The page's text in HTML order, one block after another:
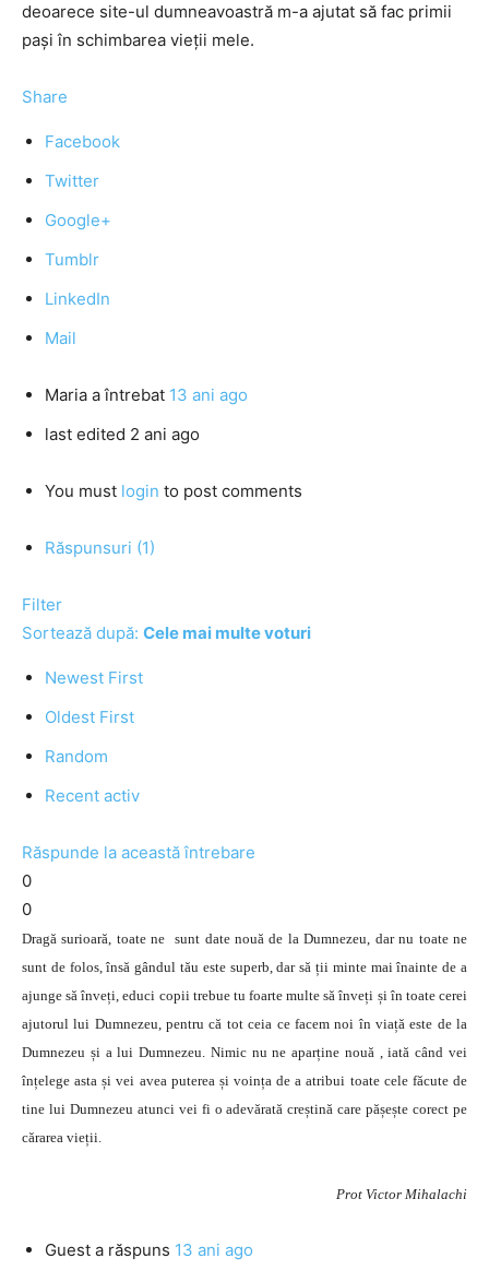
deoarece site-ul dumneavoastră m-a ajutat să fac primii
paşi în schimbarea vieţii mele.
Share
Facebook
Twitter
Google+
Tumblr
LinkedIn
Mail
Maria a întrebat 13 ani ago
last edited 2 ani ago
You must login to post comments
Răspunsuri (1)
Filter
Sortează după: Cele mai multe voturi
Newest First
Oldest First
Random
Recent activ
Răspunde la această întrebare
0
0
Dragă surioară, toate ne sunt date nouă de la Dumnezeu, dar nu toate ne
sunt de folos, însă gândul tău este superb, dar să ții minte mai înainte de a
ajunge să înveți, educi copii trebue tu foarte multe să înveți și în toate cerei
ajutorul lui Dumnezeu, pentru că tot ceia ce facem noi în viață este de la
Dumnezeu și a lui Dumnezeu. Nimic nu ne aparține nouă , iată când vei
înțelege asta și vei avea puterea și voința de a atribui toate cele făcute de
tine lui Dumnezeu atunci vei fi o adevărată creștină care pășește corect pe
cărarea vieții.
Prot Victor Mihalachi
Guest a răspuns 13 ani ago